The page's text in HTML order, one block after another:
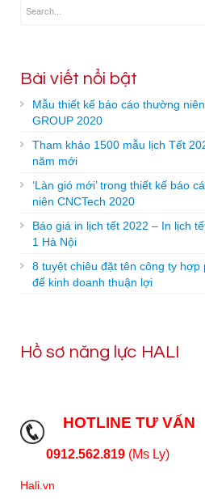
Bài viết nổi bật
Mẫu thiết kế báo cáo thường
GROUP 2020
Tham khảo 1500 mẫu lịch Tết
năm mới
‘Làn gió mới’ trong thiết kế báo
niên CNCTech 2020
Báo giá in lịch tết 2022 – In lịch
1 Hà Nội
8 tuyệt chiêu đặt tên công ty hợp
để kinh doanh thuận lợi
Hồ sơ năng lực HALI
HOTLINE TƯ VẤN
0912.562.819 (Ms Ly)
Hali.vn